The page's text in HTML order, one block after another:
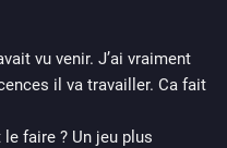
vu venir. J’ai vraiment
il va travailler. Ca fait
faire ? Un jeu plus